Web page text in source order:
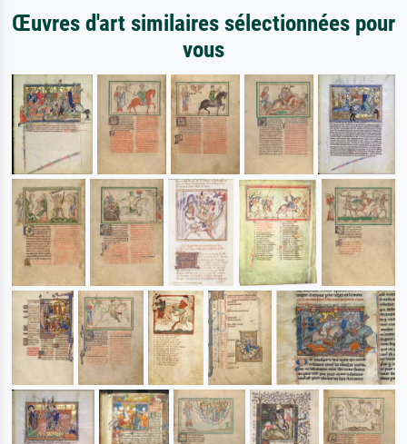
Œuvres d'art similaires sélectionnées pour
vous